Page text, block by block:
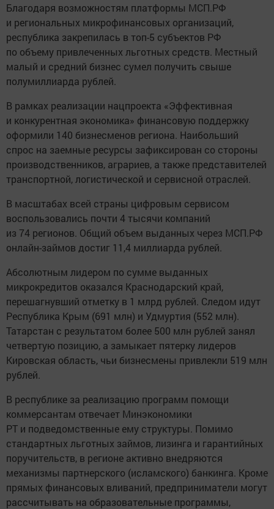
Благодаря возможностям платформы МСП.РФ
и региональных микрофинансовых организаций,
республика закрепилась в топ-5 субъектов РФ
по объему привлеченных льготных средств. Местный
малый и средний бизнес сумел получить свыше
полумиллиарда рублей.
В рамках реализации нацпроекта «Эффективная
и конкурентная экономика» финансовую поддержку
оформили 140 бизнесменов региона. Наибольший
спрос на заемные ресурсы зафиксирован со стороны
производственников, аграриев, а также представителей
транспортной, логистической и сервисной отраслей.
В масштабах всей страны цифровым сервисом
воспользовались почти 4 тысячи компаний
из 74 регионов. Общий объем выданных через МСП.РФ
онлайн-займов достиг 11,4 миллиарда рублей.
Абсолютным лидером по сумме выданных
микрокредитов оказался Краснодарский край,
перешагнувший отметку в 1 млрд рублей. Следом идут
Республика Крым (691 млн) и Удмуртия (552 млн).
Татарстан с результатом более 500 млн рублей занял
четвертую позицию, а замыкает пятерку лидеров
Кировская область, чьи бизнесмены привлекли 519 млн
рублей.
В республике за реализацию программ помощи
коммерсантам отвечает Минэкономики
РТ и подведомственные ему структуры. Помимо
стандартных льготных займов, лизинга и гарантийных
поручительств, в регионе активно внедряются
механизмы партнерского (исламского) банкинга. Кроме
прямых финансовых вливаний, предприниматели могут
рассчитывать на образовательные программы,